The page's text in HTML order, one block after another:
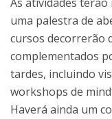
uma palestra de
cursos decorrerão
complementados
tardes, incluindo
workshops de
Haverá ainda um